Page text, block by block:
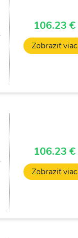
106.23 €
Zobraziť viac
106.23 €
Zobraziť viac